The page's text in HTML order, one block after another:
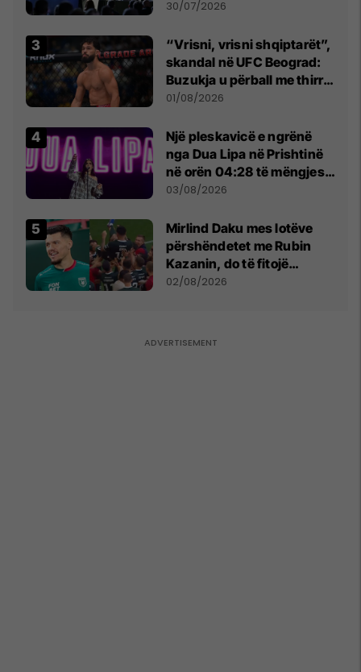
së
30/07/2026
“Vrisni, vrisni shqiptarët”,
skandal në UFC Beograd:
Buzukja u përball me thirrje
anti-shqiptare nga
01/08/2026
Një pleskavicë e ngrënë
nga Dua Lipa në Prishtinë
në orën 04:28 të mëngjesit
- dhe bota digjitale serbe
03/08/2026
Mirlind Daku mes lotëve
përshëndetet me Rubin
Kazanin, do të fitojë
miliona te Spartak Moska
02/08/2026